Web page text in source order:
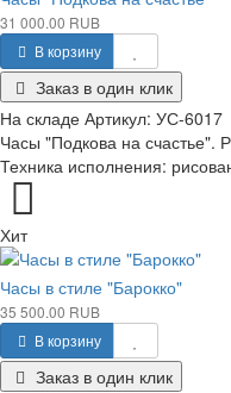
31 000.00 RUB
В корзину
Заказ в один клик
На складе Артикул: УС-6017
Часы "Подкова на счастье".
Техника исполнения:
Хит
Часы в стиле "Барокко"
35 500.00 RUB
В корзину
Заказ в один клик